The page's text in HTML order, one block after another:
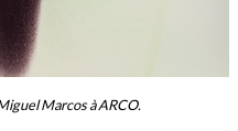
Marcos à ARCO.